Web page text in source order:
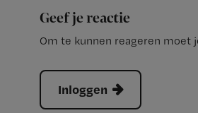
Geef je reactie
Om te kunnen reageren moet
Inloggen